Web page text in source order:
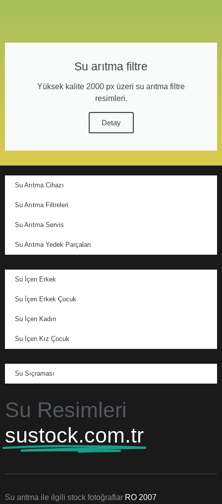
Su arıtma filtre
Yüksek kalite 2000 px üzeri su arıtma filtre
resimleri.
Detay
Su Arıtma Cihazı
Su Arıtma Filtreleri
Su Arıtma Servis
Su Arıtma Yedek Parçaları
Su İçen Erkek
Su İçen Erkek Çocuk
Su İçen Kadın
Su İçen Kız Çocuk
Su Sıçraması
Su Resimleri
sustock.com.tr
Su arıtma ile ilgili stock fotoğraflar RO 2007